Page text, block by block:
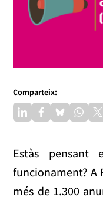
Comparteix:
Estàs pensant
funcionament? A
més de 1.300